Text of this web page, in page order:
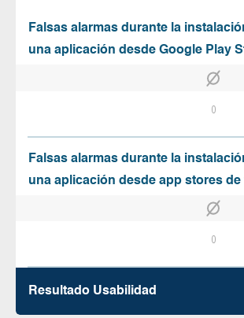
Falsas alarmas durante la
una aplicación desde Google Play
0
Falsas alarmas durante la
una aplicación desde app stores
0
Resultado Usabilidad